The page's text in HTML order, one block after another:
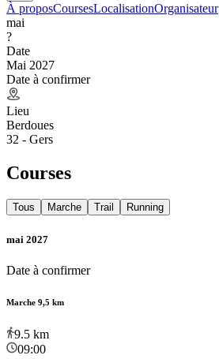
À proposCoursesLocalisationOrganisateur
mai
?
Date
Mai 2027
Date à confirmer
Lieu
Berdoues
32 - Gers
Courses
Tous Marche Trail Running
mai 2027
Date à confirmer
Marche 9,5 km
9.5 km
09:00